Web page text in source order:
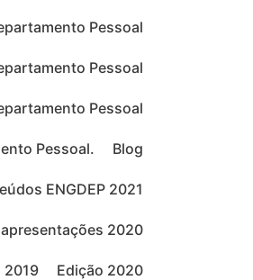
Pessoal
Pessoal
Pessoal
Pessoal. Blog
ENGDEP 2021
2020
2019 Edição 2020